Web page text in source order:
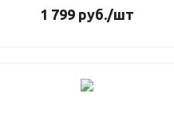
1 799руб./шт